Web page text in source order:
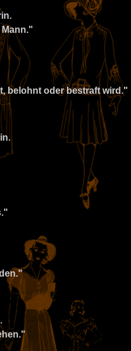
belohnt oder bestraft wird."